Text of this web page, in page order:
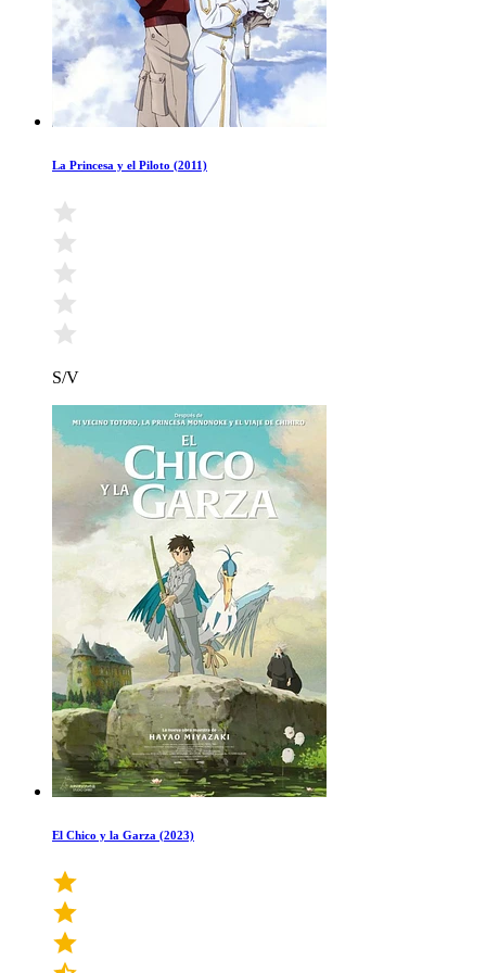
La Princesa y el Piloto (2011)
S/V
El Chico y la Garza (2023)